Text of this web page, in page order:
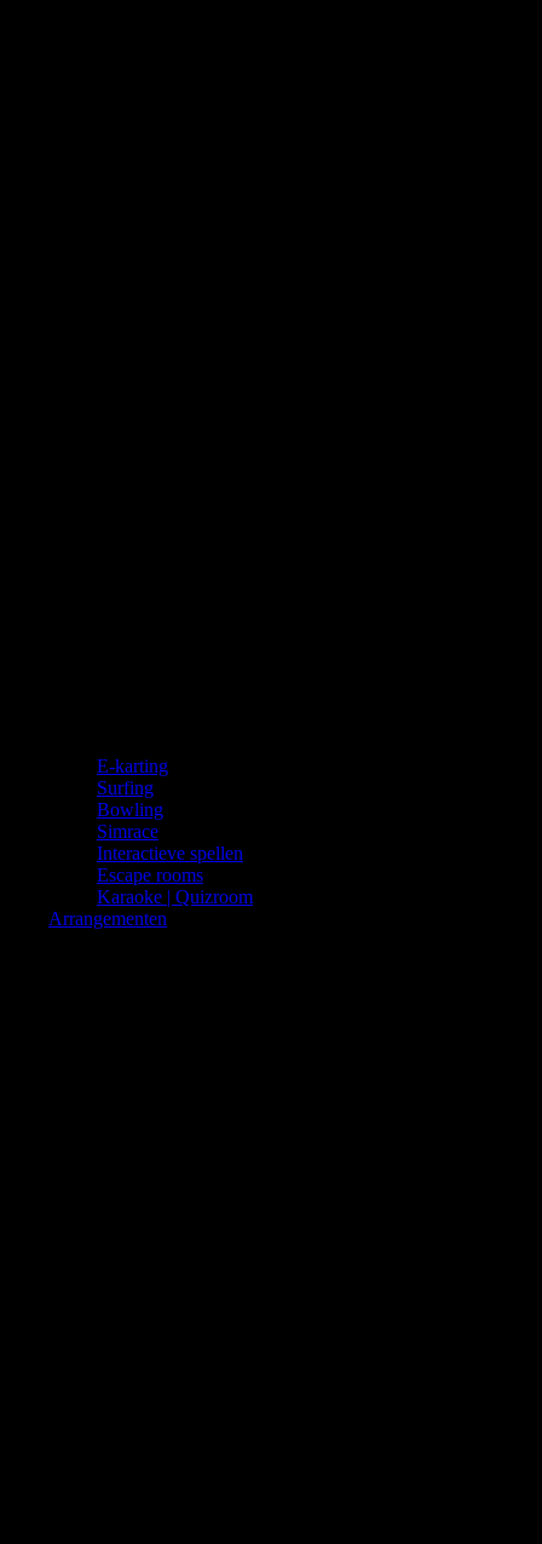
E-karting
Surfing
Bowling
Simrace
Interactieve spellen
Escape rooms
Karaoke | Quizroom
Arrangementen